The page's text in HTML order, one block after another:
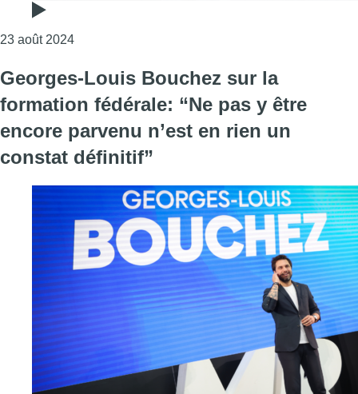
23 août 2024Consulter l'article "Formation fédérale : “Une
Georges-Louis Bouchez sur la
formation fédérale: “Ne pas y être
encore parvenu n’est en rien un
constat définitif”